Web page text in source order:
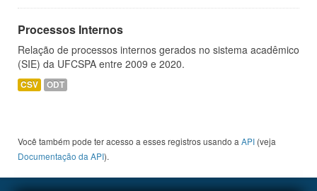
Processos Internos
Relação de processos internos gerados no sistema acadêmico
(SIE) da UFCSPA entre 2009 e 2020.
CSV ODT
Você também pode ter acesso a esses registros usando a API (veja
Documentação da API).